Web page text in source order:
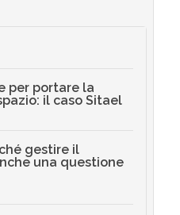
per portare la
il caso Sitael
gestire il
una questione